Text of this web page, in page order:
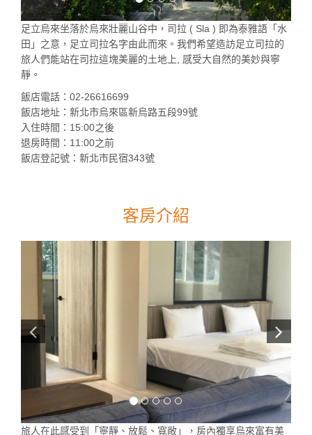
足立烏來坐落於烏來壯麗山谷中，司拉 ( Sla ) 即為泰雅語「水
田」之意，足立司拉名字由此而來。我們希望造訪足立司拉的
旅人們能站在司拉這塊美麗的土地上, 感受大自然的美妙與寧
靜。
飯店電話：02-26616699
飯店地址：新北市烏來區新烏路五段99號
入住時間：15:00之後
退房時間：11:00之前
飯店登記號：新北市民宿343號
客房介紹
旅人在此感受到「寧靜、放鬆、寬敞」，房內獨享烏來富有美